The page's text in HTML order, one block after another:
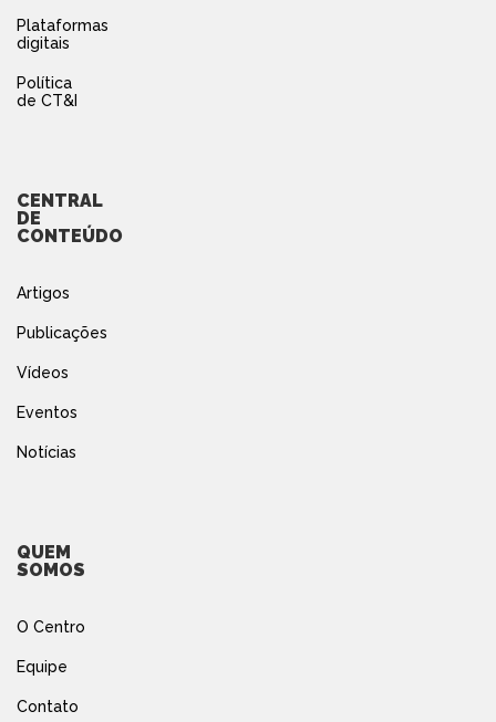
Plataformas
digitais
Política
de CT&I
CENTRAL
DE
CONTEÚDO
Artigos
Publicações
Vídeos
Eventos
Notícias
QUEM
SOMOS
O Centro
Equipe
Contato